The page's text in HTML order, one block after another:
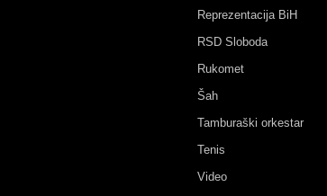
Reprezentacija BiH
RSD Sloboda
Rukomet
Šah
Tamburaški orkestar
Tenis
Video